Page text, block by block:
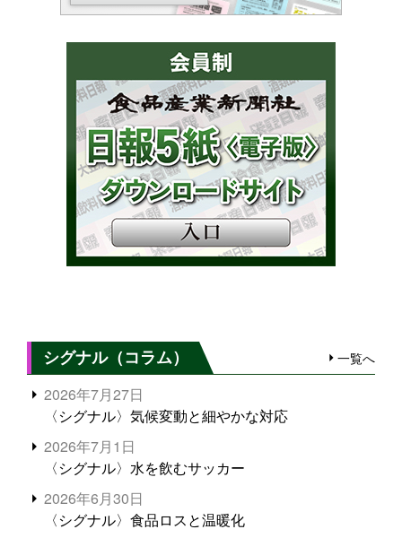
シグナル（コラム） 一覧へ
2026年7月27日
〈シグナル〉気候変動と細やかな対応
2026年7月1日
〈シグナル〉水を飲むサッカー
2026年6月30日
〈シグナル〉食品ロスと温暖化